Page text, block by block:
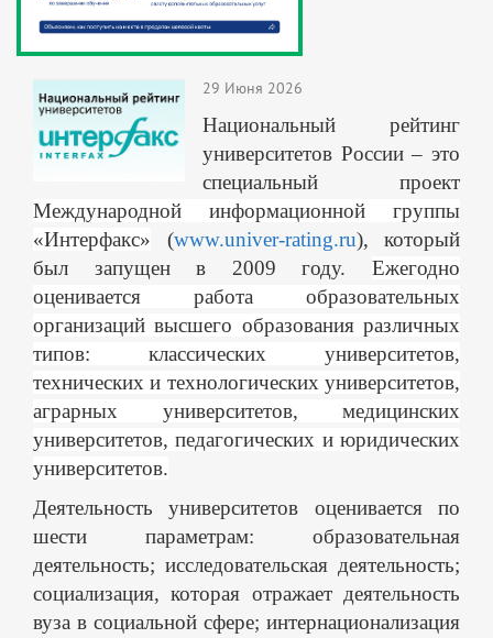
29 Июня 2026
Национальный рейтинг
университетов России – это
специальный проект
Международной информационной группы
«Интерфакс» (www.univer-rating.ru), который
был запущен в 2009 году. Ежегодно
оценивается работа образовательных
организаций высшего образования различных
типов: классических университетов,
технических и технологических университетов,
аграрных университетов, медицинских
университетов, педагогических и юридических
университетов.
Деятельность университетов оценивается по
шести параметрам: образовательная
деятельность; исследовательская деятельность;
социализация, которая отражает деятельность
вуза в социальной сфере; интернационализация